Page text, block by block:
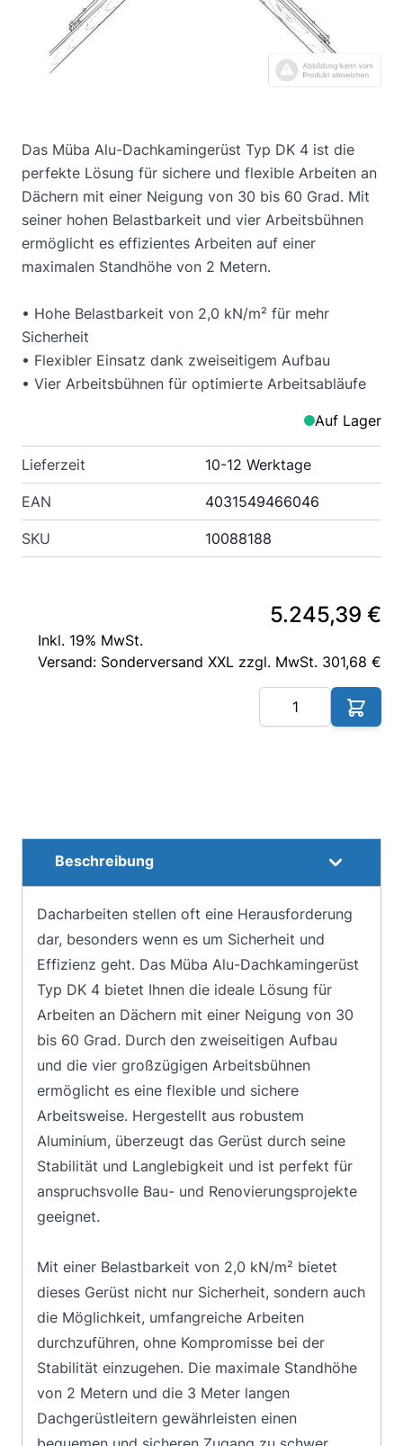
Das Müba Alu-Dachkamingerüst Typ DK 4 ist die
perfekte Lösung für sichere und flexible Arbeiten an
Dächern mit einer Neigung von 30 bis 60 Grad. Mit
seiner hohen Belastbarkeit und vier Arbeitsbühnen
ermöglicht es effizientes Arbeiten auf einer
maximalen Standhöhe von 2 Metern.
• Hohe Belastbarkeit von 2,0 kN/m² für mehr
Sicherheit
• Flexibler Einsatz dank zweiseitigem Aufbau
• Vier Arbeitsbühnen für optimierte Arbeitsabläufe
Auf Lager
Lieferzeit 10-12 Werktage
EAN 4031549466046
SKU 10088188
5.245,39 €
Inkl. 19% MwSt.
Versand: Sonderversand XXL zzgl. MwSt. 301,68 €
Beschreibung
Dacharbeiten stellen oft eine Herausforderung
dar, besonders wenn es um Sicherheit und
Effizienz geht. Das Müba Alu-Dachkamingerüst
Typ DK 4 bietet Ihnen die ideale Lösung für
Arbeiten an Dächern mit einer Neigung von 30
bis 60 Grad. Durch den zweiseitigen Aufbau
und die vier großzügigen Arbeitsbühnen
ermöglicht es eine flexible und sichere
Arbeitsweise. Hergestellt aus robustem
Aluminium, überzeugt das Gerüst durch seine
Stabilität und Langlebigkeit und ist perfekt für
anspruchsvolle Bau- und Renovierungsprojekte
geeignet.
Mit einer Belastbarkeit von 2,0 kN/m² bietet
dieses Gerüst nicht nur Sicherheit, sondern auch
die Möglichkeit, umfangreiche Arbeiten
durchzuführen, ohne Kompromisse bei der
Stabilität einzugehen. Die maximale Standhöhe
von 2 Metern und die 3 Meter langen
Dachgerüstleitern gewährleisten einen